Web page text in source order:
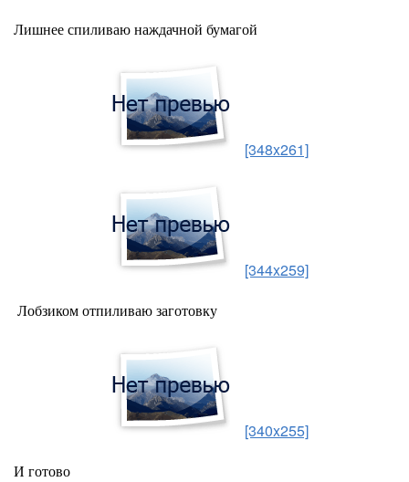
Лишнее спиливаю наждачной бумагой
[348x261]
[344x259]
Лобзиком отпиливаю заготовку
[340x255]
И готово